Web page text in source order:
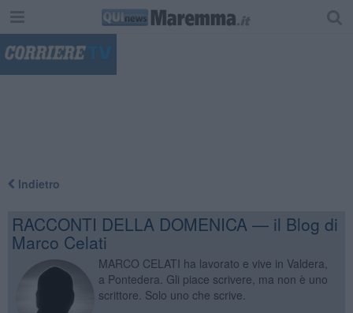
Indietro
RACCONTI DELLA DOMENICA — il Blog di
Marco Celati
MARCO CELATI ha lavorato e vive in Valdera,
a Pontedera. Gli piace scrivere, ma non è uno
scrittore. Solo uno che scrive.